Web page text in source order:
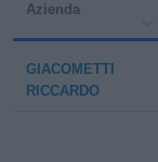
Azienda
GIACOMETTI
RICCARDO